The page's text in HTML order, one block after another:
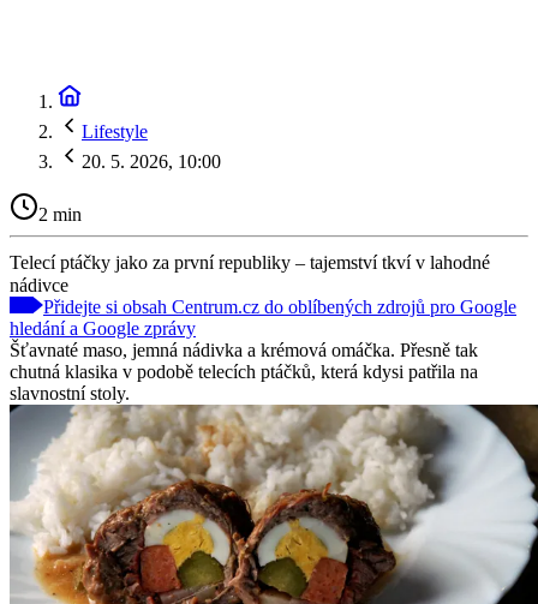
Lifestyle
20. 5. 2026, 10:00
2 min
Telecí ptáčky jako za první republiky – tajemství tkví v lahodné
nádivce
Přidejte si obsah Centrum.cz do oblíbených zdrojů pro Google
hledání a Google zprávy
Šťavnaté maso, jemná nádivka a krémová omáčka. Přesně tak
chutná klasika v podobě telecích ptáčků, která kdysi patřila na
slavnostní stoly.